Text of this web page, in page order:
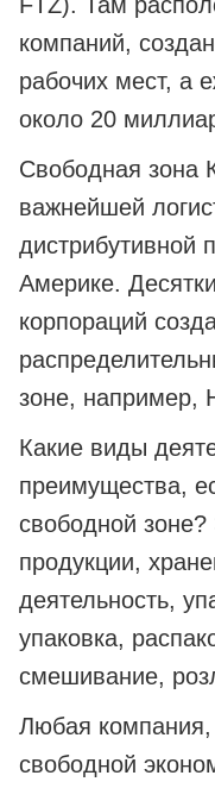
компаний,
рабочих мест, а
около 20
Свободная зона
важнейшей
дистрибутивной
Америке.
корпораций
зоне, например,
Какие виды
преимущества,
свободной
продукции,
деятельность,
упаковка,
смешивание,
Любая
свободной